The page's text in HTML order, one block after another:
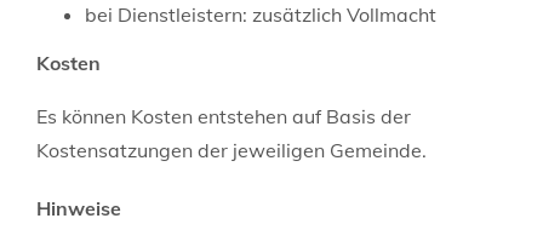
bei Dienstleistern: zusätzlich Vollmacht
Kosten
Es können Kosten entstehen auf Basis der
Kostensatzungen der jeweiligen Gemeinde.
Hinweise